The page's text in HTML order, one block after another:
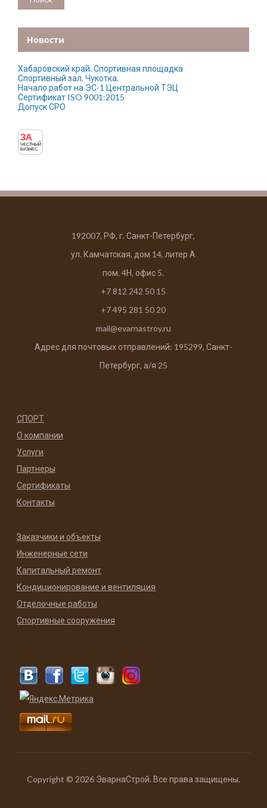
Новости
Хабаровский край. Спортивная площадка
Спортивный зал. Чукотка.
Начало работ на ЭС-1 Центральной ТЭЦ
Сертификат ISO 9001:2015
Допуск СРО
ЗА
ЧЕСТНЫЙ
БИЗНЕС
192007, РФ, г. Санкт-Петербург,
ул. Камчатская, дом 14, литер А
пом. 4Н, офис 5.
+7 812 242 50 15
+7 495 281 50 20
mail@evarnastroy.ru
Адрес для почтовых отправлений: 195299, Санкт-
Петербург, а/я 25
СПОРТ
О компании
Услуги
Партнеры
Сертификаты
Контакты
Заказчики и объекты
Инженерные сети
Капитальный ремонт
Кондиционирование и вентиляция
Отделочные работы
Спортивные сооружения
Copyright © 2026 ЭварнаСтрой. Все права защищены.